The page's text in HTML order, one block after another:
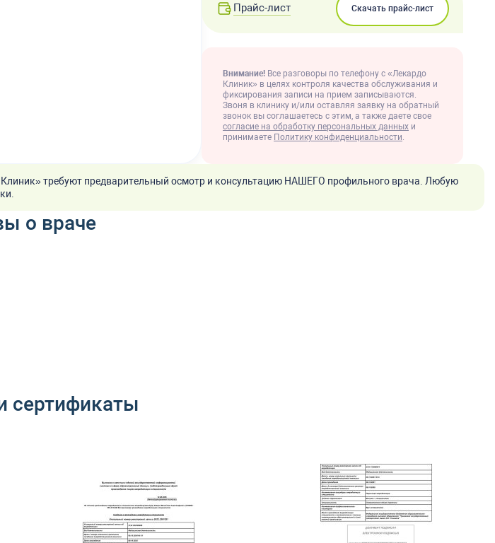
Прайс-лист Скачать прайс-лист
Внимание! Все разговоры по телефону с «Лекардо
Клиник» в целях контроля качества обслуживания и
фиксирования записи на прием записываются.
Звоня в клинику и/или оставляя заявку на обратный
звонок вы соглашаетесь с этим, а также даете свое
согласие на обработку персональных данных и
принимаете Политику конфиденциальности
требуют предварительный осмотр и консультацию НАШЕГО профильного врача. Любую
о враче
сертификаты